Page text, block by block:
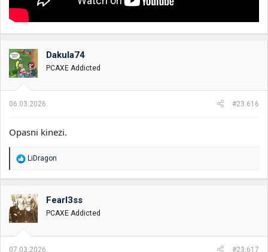
Dakula74
PCAXE Addicted
06.03.2026. #23.616
Opasni kinezi.
R
a
o
v
a
n
LiDragon
Fearl3ss
PCAXE Addicted
07.03.2026. #23.617